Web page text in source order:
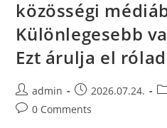
közösségi
Különlegesebb
Ezt árulja el rólad
admin 2026.07.24.
0 Comments